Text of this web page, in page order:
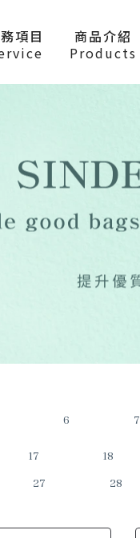
項目 商品介紹
Products
6 7
17 18
27 28